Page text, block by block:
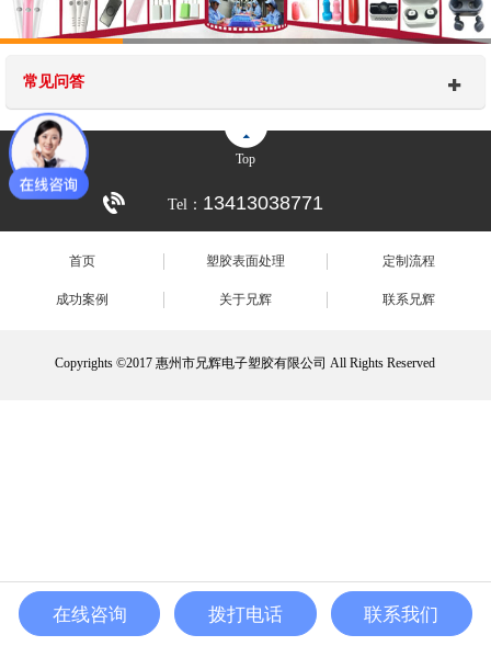
常见问答
Top
Tel： 13413038771
首页 塑胶表面处理 定制流程
成功案例 关于兄辉 联系兄辉
Copyrights ©2017 惠州市兄辉电子塑胶有限公司 All Rights Reserved
在线咨询 拨打电话 联系我们